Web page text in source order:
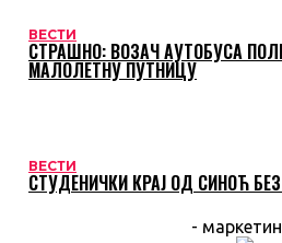
ВЕСТИ
СТРАШНО: ВОЗАЧ АУТОБУСА
МАЛОЛЕТНУ ПУТНИЦУ
ВЕСТИ
СТУДЕНИЧКИ КРАЈ ОД СИНОЋ БЕЗ
-